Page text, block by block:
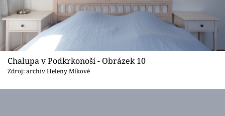
Chalupa v Podkrkonoší - Obrázek 10
Zdroj: archiv Heleny Míkové